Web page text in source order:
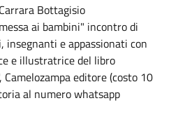
Bottagisio
ai bambini" incontro di
insegnanti e appassionati con
e illustratrice del libro
Camelozampa editore (costo 10
al numero whatsapp